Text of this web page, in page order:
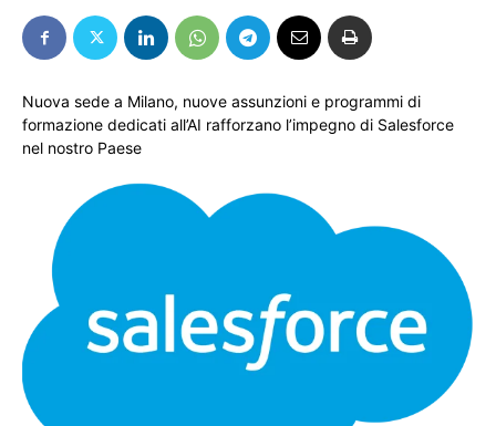
Nuova sede a Milano, nuove assunzioni e programmi di
formazione dedicati all’AI rafforzano l’impegno di Salesforce
nel nostro Paese